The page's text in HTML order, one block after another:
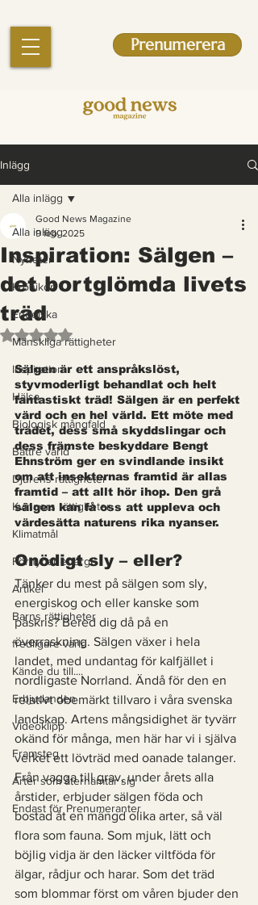
Prenumerera
Inlägg
Alla inlägg
Nyheter
Krönikor
Engelska
Mänskliga rättigheter
Inspiration
Hälsa
Biologisk mångfald
Bättre värld
Djurens rättigheter
Kvinnors rättigheter
Klimatmål
Förnybar energi
Artikel
Barns rättigheter
fredligare värld
Kände du till....
Erbjudanden
Videoklipp
Framsteg
Arter som återhämtar sig
Endast för Prenumeranter
Alla inlägg
Inspiration: Sälgen –
det bortglömda livets
träd
Good News Magazine
9 feb. 2025
Betygsatt till NaN av 5 stjärnor.
Sälgen är ett anspråkslöst,
styvmoderligt behandlat och helt
fantastiskt träd! Sälgen är en perfekt
värd och en hel värld. Ett möte med
trädet, dess små skyddslingar och
dess främste beskyddare Bengt
Ehnström ger en svindlande insikt
om att insekternas framtid är allas
framtid – att allt hör ihop. Den grå
sälgen kan få oss att uppleva och
värdesätta naturens rika nyanser.
Onödigt sly – eller?
Tänker du mest på sälgen som sly,
energiskog och eller kanske som
påskris? Bered dig då på en
överraskning. Sälgen växer i hela
landet, med undantag för kalfjället i
nordligaste Norrland. Ändå för den en
relativt obemärkt tillvaro i våra svenska
landskap. Artens mångsidighet är tyvärr
okänd för många, men här har vi i själva
verket ett lövträd med oanade talanger.
Från vagga till grav, under årets alla
årstider, erbjuder sälgen föda och
bostad åt en mängd olika arter, så väl
flora som fauna. Som mjuk, lätt och
böjlig vidja är den läcker viltföda för
älgar, rådjur och harar. Som det träd
som blommar först om våren bjuder den